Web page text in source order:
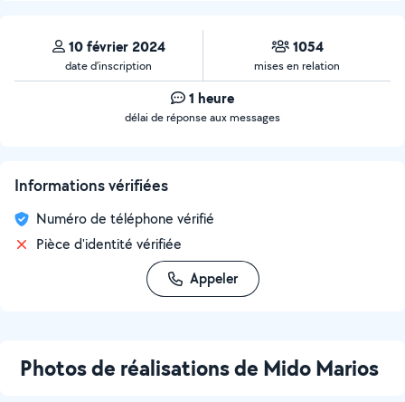
10 février 2024
date d’inscription
1054
mises en relation
1 heure
délai de réponse aux messages
Informations vérifiées
Numéro de téléphone vérifié
Pièce d'identité vérifiée
Appeler
Photos de réalisations de Mido Marios